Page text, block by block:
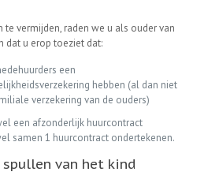
vermijden, raden we u als ouder van
dat u erop toeziet dat:
een
hebben (al dan niet
verzekering van de ouders)
een afzonderlijk huurcontract
samen 1 huurcontract ondertekenen.
van het kind